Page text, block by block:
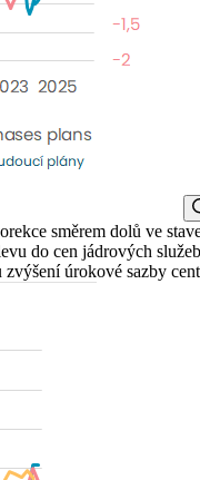
směrem dolů ve
do cen jádrových
úrokové sazby